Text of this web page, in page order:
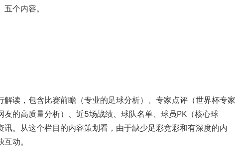
个内容。
解读，包含比赛前瞻（专业的足球分析）、专家点评（世界杯专家
友的高质量分析）、近5场战绩、球队名单、球员PK（核心球
讯。从这个栏目的内容策划看，由于缺少足彩竞彩和有深度的内
动。